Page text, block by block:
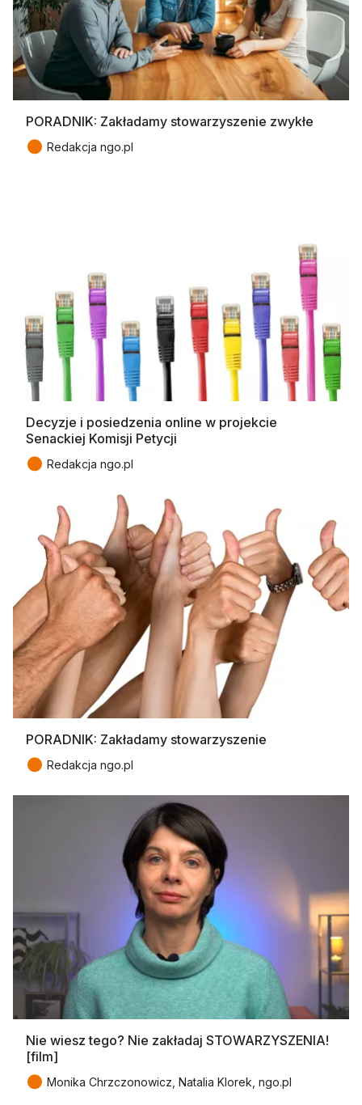
PORADNIK: Zakładamy stowarzyszenie zwykłe
● Redakcja ngo.pl
Decyzje i posiedzenia online w projekcie
Senackiej Komisji Petycji
● Redakcja ngo.pl
PORADNIK: Zakładamy stowarzyszenie
● Redakcja ngo.pl
Nie wiesz tego? Nie zakładaj STOWARZYSZENIA!
[film]
● Monika Chrzczonowicz, Natalia Klorek, ngo.pl